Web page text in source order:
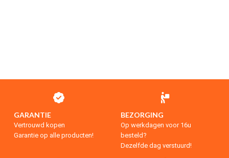
GARANTIE
Vertrouwd kopen
Garantie op alle producten!
BEZORGING
Op werkdagen voor 16u
besteld?
Dezelfde dag verstuurd!